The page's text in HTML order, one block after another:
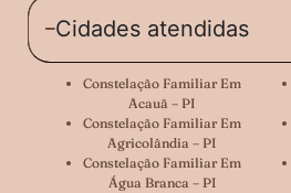
Cidades atendidas
Constelação Familiar Em
Acauã – PI
Constelação Familiar Em
Agricolândia – PI
Constelação Familiar Em
Água Branca – PI